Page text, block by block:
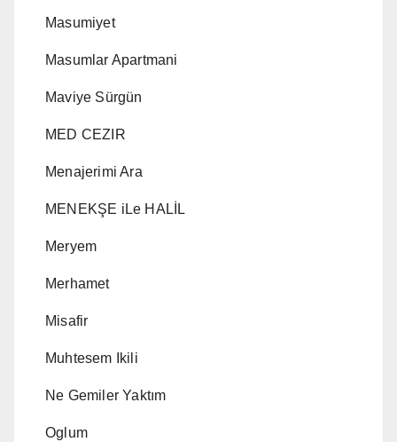
Masumiyet
Masumlar Apartmani
Maviye Sürgün
MED CEZIR
Menajerimi Ara
MENEKŞE iLe HALİL
Meryem
Merhamet
Misafir
Muhtesem Ikili
Ne Gemiler Yaktım
Oglum